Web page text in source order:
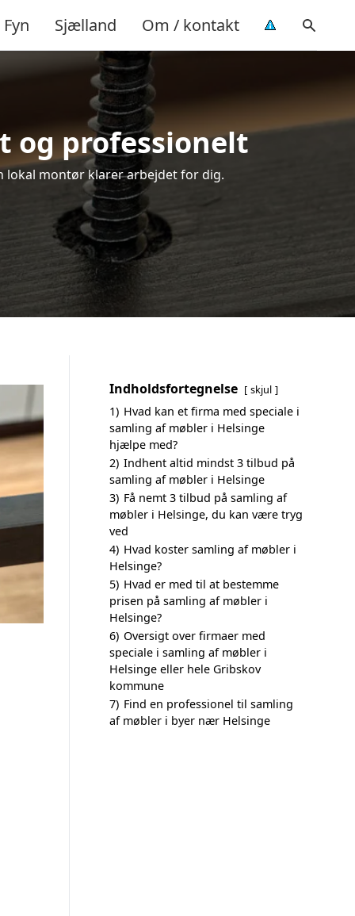
Fyn Sjælland Om / kontakt
og professionelt
lokal montør klarer arbejdet for dig.
Indholdsfortegnelse skjul
1) Hvad kan et firma med speciale i
samling af møbler i Helsinge
hjælpe med?
2) Indhent altid mindst 3 tilbud på
samling af møbler i Helsinge
3) Få nemt 3 tilbud på samling af
møbler i Helsinge, du kan være tryg
ved
4) Hvad koster samling af møbler i
Helsinge?
5) Hvad er med til at bestemme
prisen på samling af møbler i
Helsinge?
6) Oversigt over firmaer med
speciale i samling af møbler i
Helsinge eller hele Gribskov
kommune
7) Find en professionel til samling
af møbler i byer nær Helsinge